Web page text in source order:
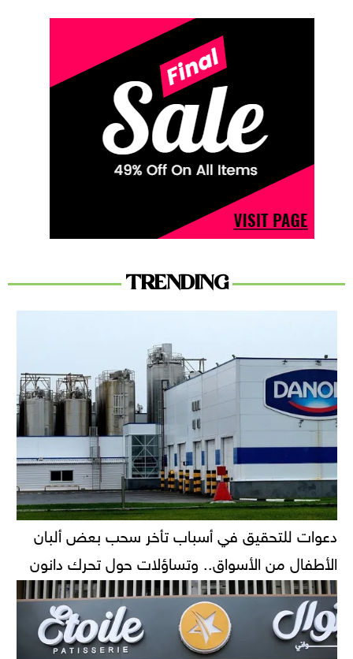
TRENDING
دعوات للتحقيق في أسباب تأخر سحب بعض ألبان
الأطفال من الأسواق.. وتساؤلات حول تحرك دانون